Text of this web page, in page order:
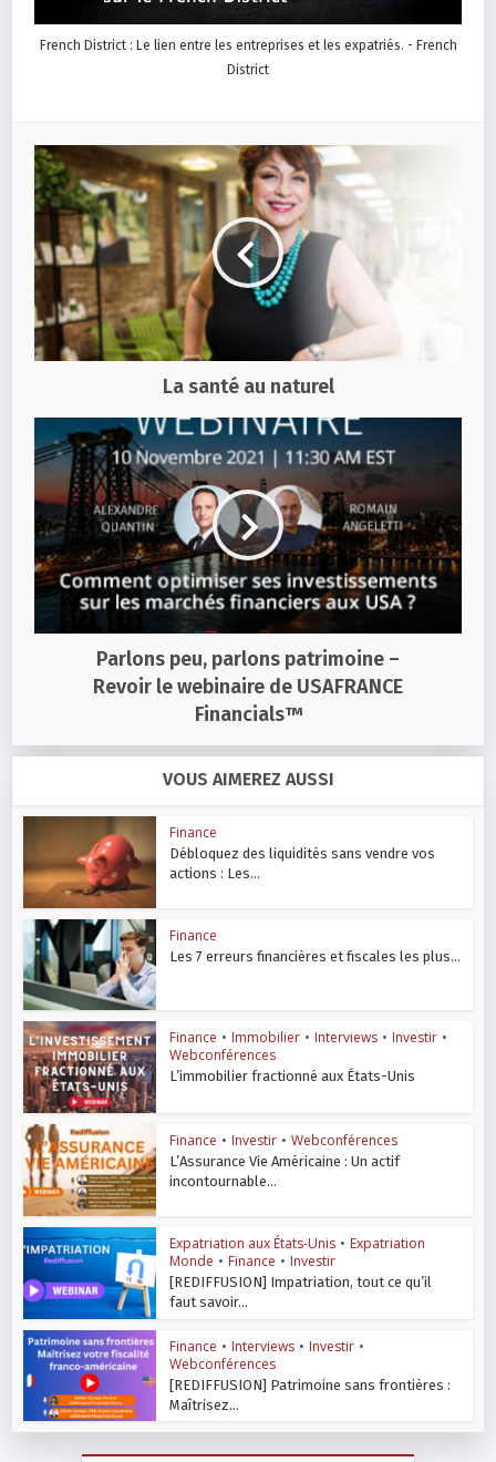
French District : Le lien entre les entreprises et les expatriés. - French
District
La santé au naturel
Parlons peu, parlons patrimoine –
Revoir le webinaire de USAFRANCE
Financials™
VOUS AIMEREZ AUSSI
Finance
Débloquez des liquidités sans vendre vos
actions : Les...
Finance
Les 7 erreurs financières et fiscales les plus...
Finance • Immobilier • Interviews • Investir •
Webconférences
L’immobilier fractionné aux États-Unis
Finance • Investir • Webconférences
L’Assurance Vie Américaine : Un actif
incontournable...
Expatriation aux États-Unis • Expatriation
Monde • Finance • Investir
[REDIFFUSION] Impatriation, tout ce qu’il
faut savoir...
Finance • Interviews • Investir •
Webconférences
[REDIFFUSION] Patrimoine sans frontières :
Maîtrisez...